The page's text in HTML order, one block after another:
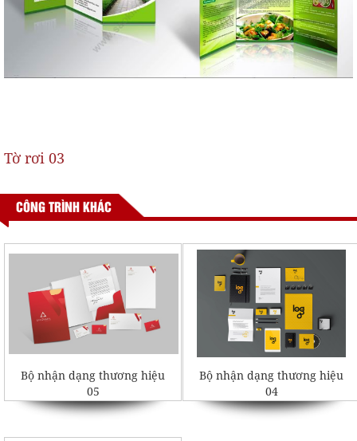
Tờ rơi 03
CÔNG TRÌNH KHÁC
Bộ nhận dạng thương hiệu
05
Bộ nhận dạng thương hiệu
04